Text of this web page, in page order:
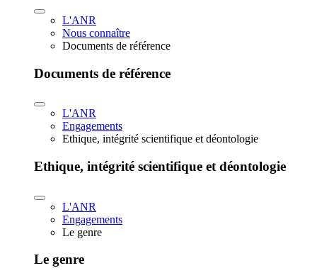
L'ANR
Nous connaître
Documents de référence
Documents de référence
L'ANR
Engagements
Ethique, intégrité scientifique et déontologie
Ethique, intégrité scientifique et déontologie
L'ANR
Engagements
Le genre
Le genre